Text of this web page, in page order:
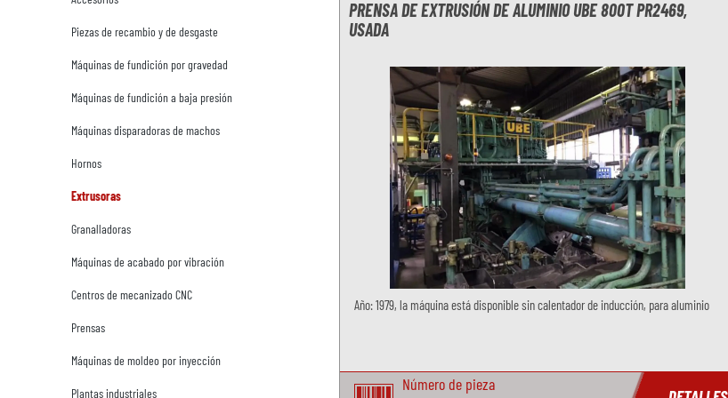
Piezas de recambio y de desgaste
Máquinas de fundición por gravedad
Máquinas de fundición a baja presión
Máquinas disparadoras de machos
Hornos
Extrusoras
Granalladoras
Máquinas de acabado por vibración
Centros de mecanizado CNC
Prensas
Máquinas de moldeo por inyección
Plantas industriales
PRENSA DE EXTRUSIÓN DE ALUMINIO UBE 800T PR2469,
USADA
Año: 1979, la máquina está disponible sin calentador de inducción, para aluminio
Número de pieza